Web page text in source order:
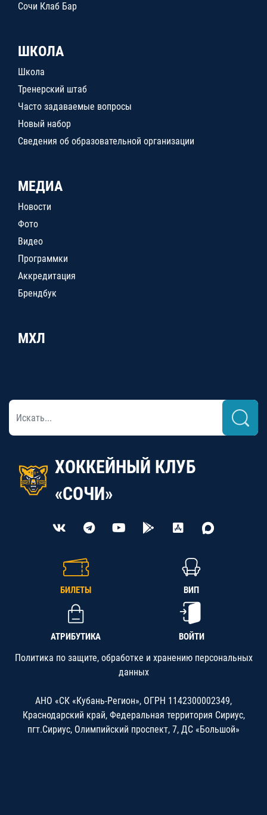
Сочи Клаб Бар
ШКОЛА
Школа
Тренерский штаб
Часто задаваемые вопросы
Новый набор
Сведения об образовательной организации
МЕДИА
Новости
Фото
Видео
Программки
Аккредитация
Брендбук
МХЛ
ХОККЕЙНЫЙ КЛУБ
«СОЧИ»
БИЛЕТЫ ВИП
АТРИБУТИКА ВОЙТИ
Политика по защите, обработке и хранению персональных
данных
АНО «СК «Кубань-Регион», ОГРН 1142300002349,
Краснодарский край, Федеральная территория Сириус,
пгт.Сириус, Олимпийский проспект, 7, ДС «Большой»